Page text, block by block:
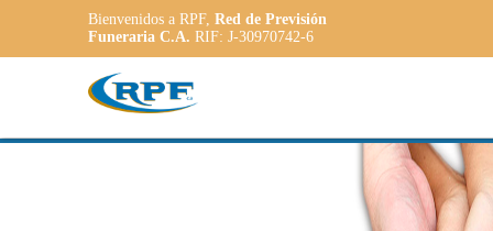
Bienvenidos a RPF, Red de Previsión
Funeraria C.A. RIF: J-30970742-6